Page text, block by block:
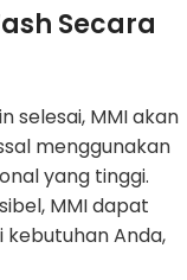
Secara
selesai, MMI akan
menggunakan
yang tinggi.
MMI dapat
kebutuhan Anda,